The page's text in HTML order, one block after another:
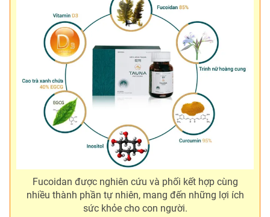
® Cấm sao chép dưới mọi hình thức nếu không có sự chấp
thuận bằng văn bản. Ghi rõ nguồn VTV.vn khi phát hành lại
thông tin từ website này.
Fucoidan được nghiên cứu và phối kết hợp cùng
nhiều thành phần tự nhiên, mang đến những lợi ích
sức khỏe cho con người.